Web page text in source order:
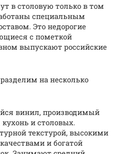
в столовую только в том
специальным
Это недорогие
с пометкой
выпускают российские
на несколько
винил, производимый
и столовых.
текстурой, высокими
и богатой